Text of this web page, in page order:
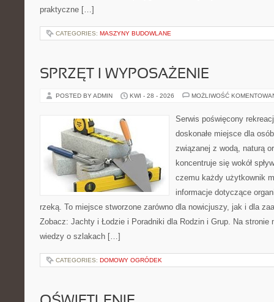
praktyczne […]
CATEGORIES: MASZYNY BUDOWLANE
SPRZĘT I WYPOSAŻENIE
POSTED BY ADMIN KWI - 28 - 2026 MOŻLIWOŚĆ
Serwis poświęcony
doskonałe miejsce dla
związanej z wodą, naturą
koncentruje się wokół
czemu każdy użytkownik
informacje dotyczące
rzeką. To miejsce stworzone zarówno dla nowicjuszy, jak i dla
Zobacz: Jachty i Łodzie i Poradniki dla Rodzin i Grup. Na stronie
wiedzy o szlakach […]
CATEGORIES: DOMOWY OGRÓDEK